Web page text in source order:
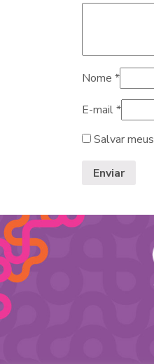
Nome *
E-mail*
Salvar